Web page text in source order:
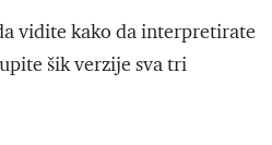
vidite kako da interpretirate
šik verzije sva tri